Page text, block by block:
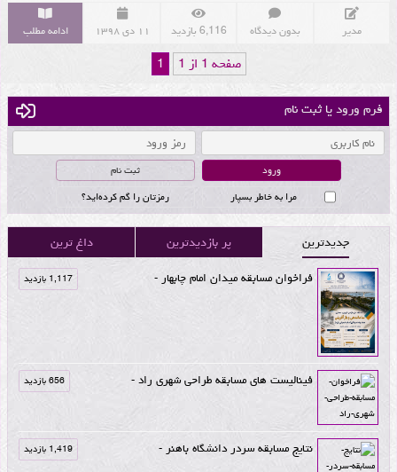
مدیر بدون دیدگاه 6,116 بازدید ۱۱ دی ۱۳۹۸ ادامه مطلب
صفحه 1 از 1
1
فرم ورود یا ثبت نام
ثبت نام
مرا به خاطر بسپار
رمزتان را گم کرده‌اید؟
جدیدترین پر بازدیدترین داغ ترین
فراخوان مسابقه میدان امام چابهار - 1,117 بازدید
فینالیست های مسابقه طراحی شهری راد - 656 بازدید
نتایج مسابقه سردر دانشگاه باهنر - 1,419 بازدید